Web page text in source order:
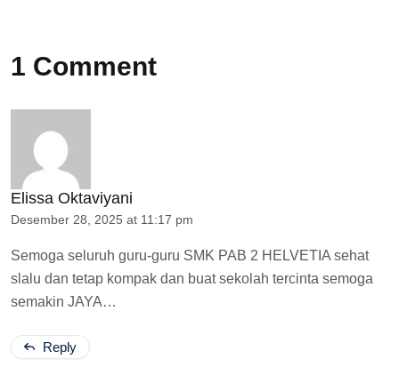
1 Comment
Elissa Oktaviyani
Desember 28, 2025 at 11:17 pm
Semoga seluruh guru-guru SMK PAB 2 HELVETIA sehat
slalu dan tetap kompak dan buat sekolah tercinta semoga
semakin JAYA…
Reply